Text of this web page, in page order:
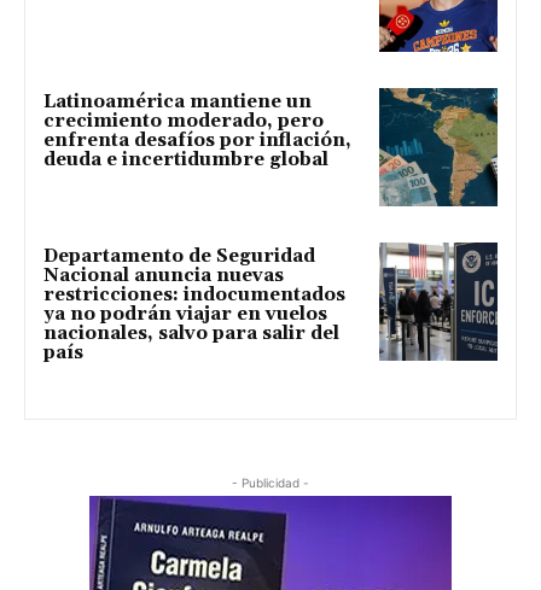
Latinoamérica mantiene un
crecimiento moderado, pero
enfrenta desafíos por inflación,
deuda e incertidumbre global
Departamento de Seguridad
Nacional anuncia nuevas
restricciones: indocumentados
ya no podrán viajar en vuelos
nacionales, salvo para salir del
país
- Publicidad -